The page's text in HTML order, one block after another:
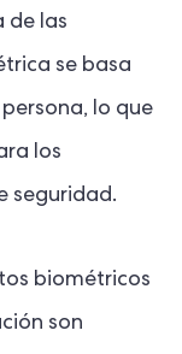
de las
se basa
lo que
los
seguridad.
biométricos
son